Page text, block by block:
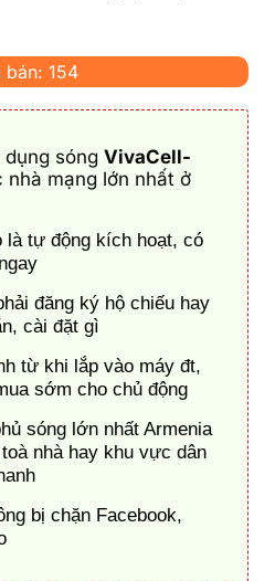
bán: 154
sóng VivaCell-
nhà mạng lớn nhất ở
là tự động kích hoạt, có
đăng ký hộ chiếu hay
cài đặt gì
từ khi lắp vào máy đt,
sớm cho chủ động
sóng lớn nhất Armenia
nhà hay khu vực dân
bị chặn Facebook,